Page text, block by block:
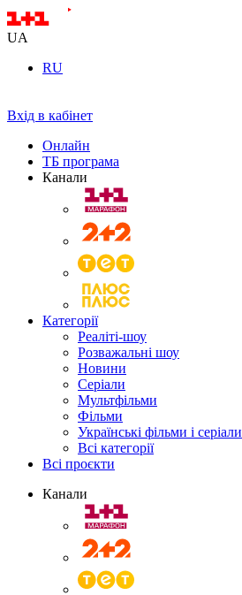
UA
RU
Вхід в кабінет
Онлайн
ТБ програма
Канали
Категорії
Реаліті-шоу
Розважальні шоу
Новини
Серіали
Мультфільми
Фільми
Українські фільми і серіали
Всі категорії
Всі проєкти
Канали